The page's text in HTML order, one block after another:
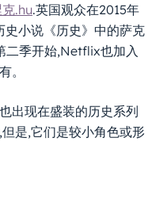
.hu.英国观众在2015年
史小说《历史》中的萨克
二季开始,Netflix也加入
。
出现在盛装的历史系列
是,它们是较小角色或形